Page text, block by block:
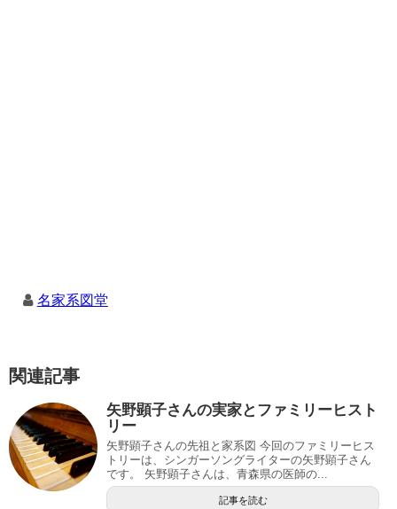
名家系図堂
関連記事
矢野顕子さんの実家とファミリーヒスト
リー
矢野顕子さんの先祖と家系図 今回のファミリーヒス
トリーは、シンガーソングライターの矢野顕子さん
です。 矢野顕子さんは、青森県の医師の...
記事を読む